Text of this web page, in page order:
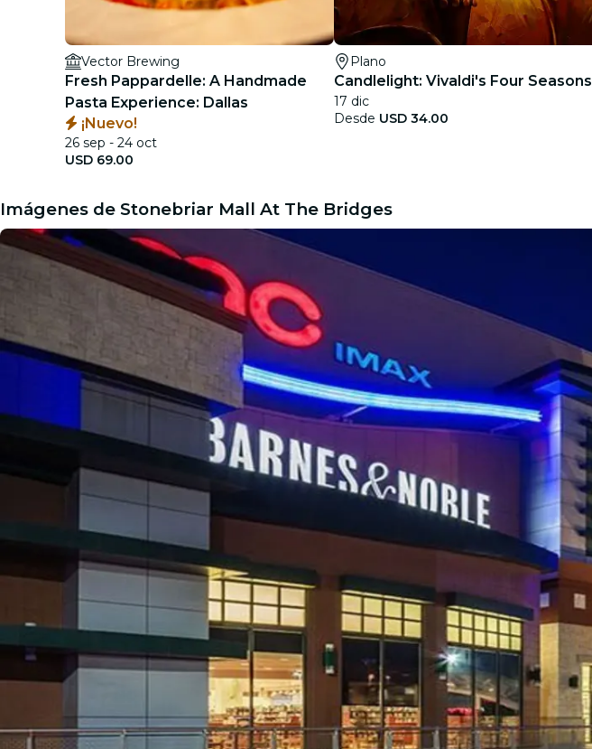
Vector Brewing
Fresh Pappardelle: A Handmade
Pasta Experience: Dallas
¡Nuevo!
26 sep - 24 oct
USD 69.00
Plano
Candlelight: Vivaldi's Four Seasons
17 dic
Desde USD 34.00
Imágenes de Stonebriar Mall At The Bridges